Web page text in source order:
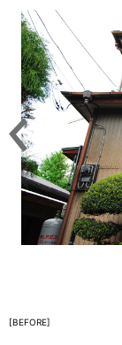
[BEFORE]